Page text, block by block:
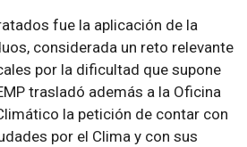
fue la aplicación de la
considerada un reto relevante
por la dificultad que supone
trasladó además a la Oficina
la petición de contar con
por el Clima y con sus